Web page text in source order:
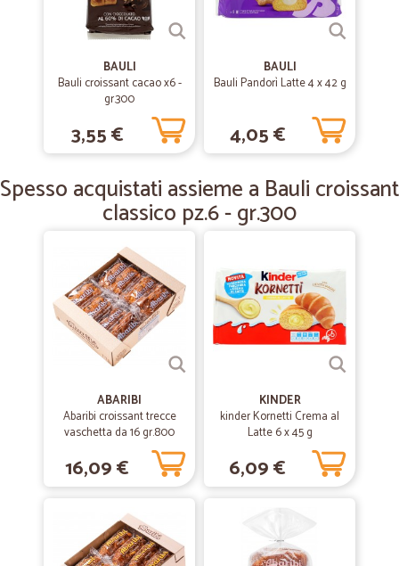
26/07/2019
—Scalia F.
perfetto bravi
04/12/2018
servizio e prodotti eccellenti!!!! Complimenti!!!
BAULI
Bauli croissant cacao x6 -
gr.300
3,55 €
BAULI
Bauli Pandorì Latte 4 x 42 g
4,05 €
Spesso acquistati assieme a Bauli croissant
classico pz.6 - gr.300
ABARIBI
Abaribi croissant trecce
vaschetta da 16 gr.800
16,09 €
KINDER
kinder Kornetti Crema al
Latte 6 x 45 g
6,09 €